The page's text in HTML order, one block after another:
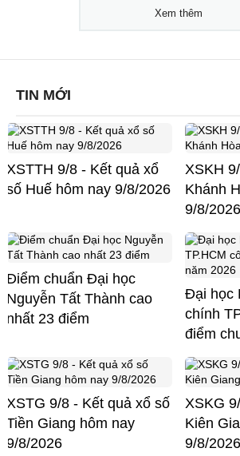
Xem thêm
TIN MỚI
XSTTH 9/8 - Kết quả xổ
số Huế hôm nay 9/8/2026
XSKH
Khánh
9/8/2026
Điểm chuẩn Đại học
Nguyễn Tất Thành cao
nhất 23 điểm
Đại học
chính
điểm
XSTG 9/8 - Kết quả xổ số
Tiền Giang hôm nay
9/8/2026
XSKG
Kiên
9/8/2026